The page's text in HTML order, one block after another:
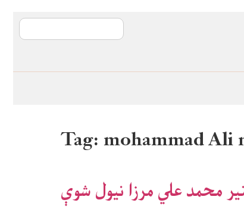
Tag:mohammad Ali
محمد علي مرزا نیول شوې